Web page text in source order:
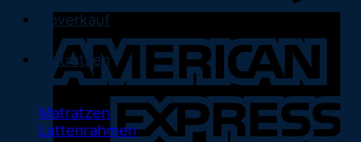
Abverkauf
Matratzen
Matratzen
Lattenrahmen